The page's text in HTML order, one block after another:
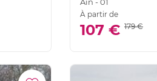
À partir de
107 € 179 €